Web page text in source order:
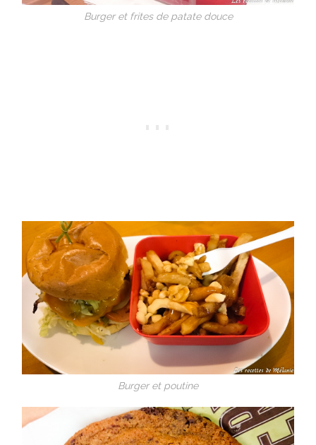
Burger et frites de patate douce
Burger et poutine